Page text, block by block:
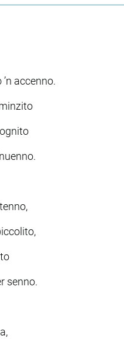
accenno.
senno.